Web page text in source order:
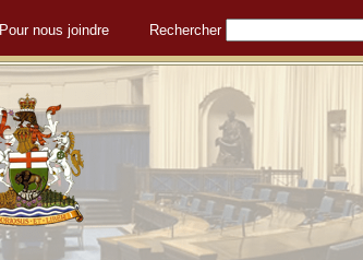
Pour nous joindre Rechercher